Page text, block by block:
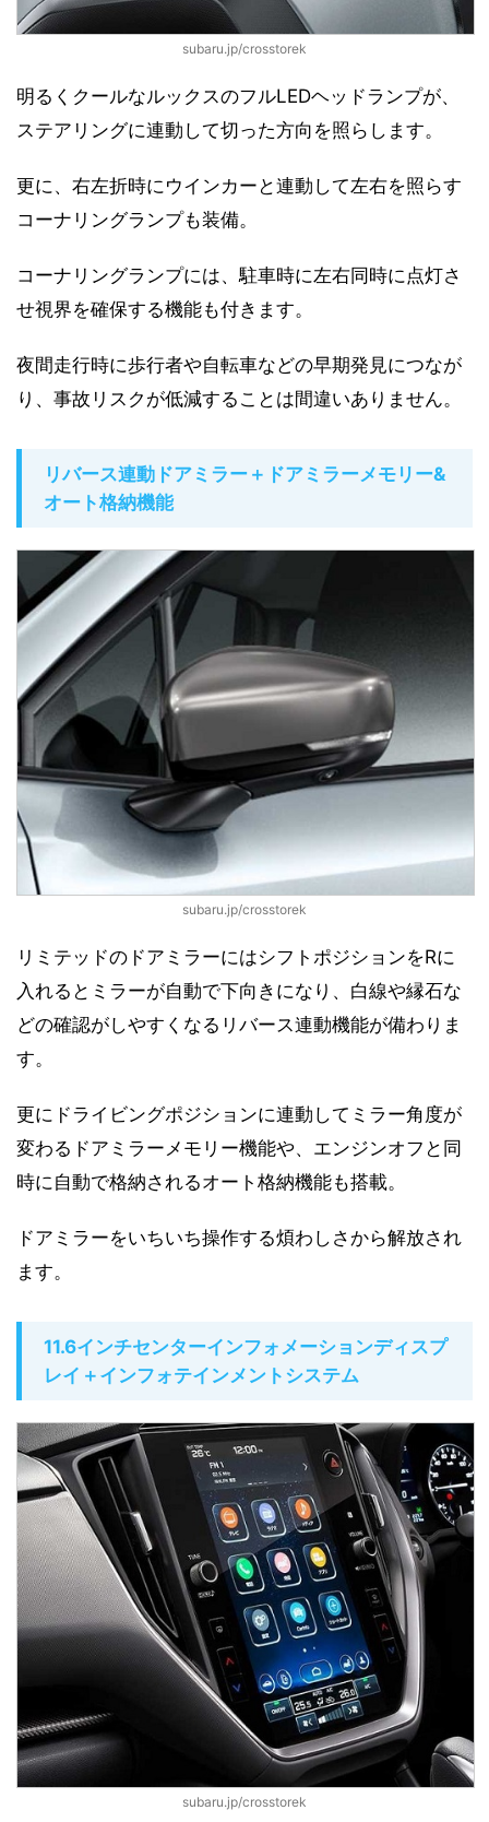
subaru.jp/crosstorek
明るくクールなルックスのフルLEDヘッドランプが、
ステアリングに連動して切った方向を照らします。
更に、右左折時にウインカーと連動して左右を照らす
コーナリングランプも装備。
コーナリングランプには、駐車時に左右同時に点灯さ
せ視界を確保する機能も付きます。
夜間走行時に歩行者や自転車などの早期発見につなが
り、事故リスクが低減することは間違いありません。
リバース連動ドアミラー＋ドアミラーメモリー&
オート格納機能
subaru.jp/crosstorek
リミテッドのドアミラーにはシフトポジションをRに
入れるとミラーが自動で下向きになり、白線や縁石な
どの確認がしやすくなるリバース連動機能が備わりま
す。
更にドライビングポジションに連動してミラー角度が
変わるドアミラーメモリー機能や、エンジンオフと同
時に自動で格納されるオート格納機能も搭載。
ドアミラーをいちいち操作する煩わしさから解放され
ます。
11.6インチセンターインフォメーションディスプ
レイ＋インフォテインメントシステム
subaru.jp/crosstorek